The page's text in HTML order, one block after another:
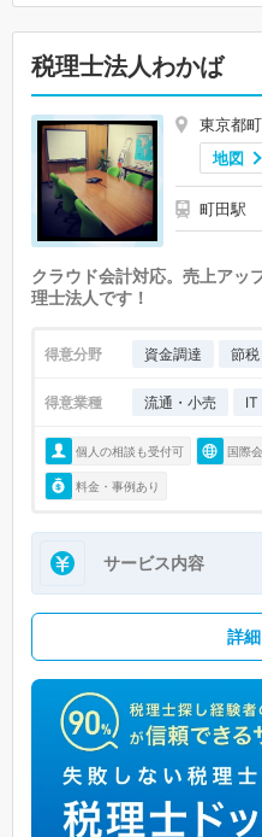
税理士法人わかば
東京都
地図
町田駅
クラウド会計対応。売上アッ
理士法人です！
得意分野 資金調達 節税
得意業種 流通・小売 IT
個人の相談も受付可 国際
料金・事例あり
サービス内容
詳